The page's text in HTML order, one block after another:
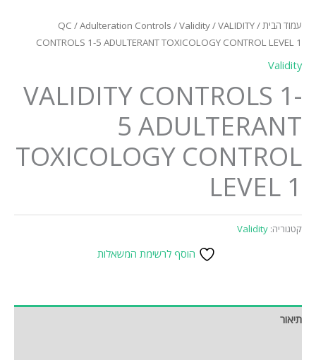
עמוד הבית/
QC /Adulteration Controls /Validity/ VALIDITY
CONTROLS 1-5 ADULTERANT TOXICOLOGY CONTROL LEVEL 1
Validity
VALIDITY CONTROLS 1-
5 ADULTERANT
TOXICOLOGY CONTROL
LEVEL 1
קטגוריה: Validity
הוסף לרשימת המשאלות
תיאור